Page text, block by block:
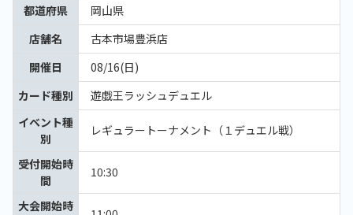
都道府県
岡山県
店舗名
古本市場豊浜店
開催日
08/16(日)
カード種別
遊戯王ラッシュデュエル
イベント種
別
レギュラートーナメント（１デュエル戦）
受付開始時
間
10:30
大会開始時